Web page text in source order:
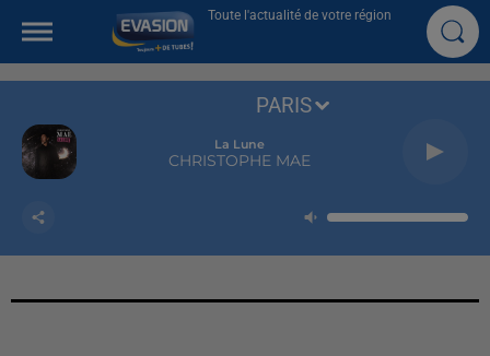
Toute l'actualité de votre région
La Lune
CHRISTOPHE MAE
PARIS